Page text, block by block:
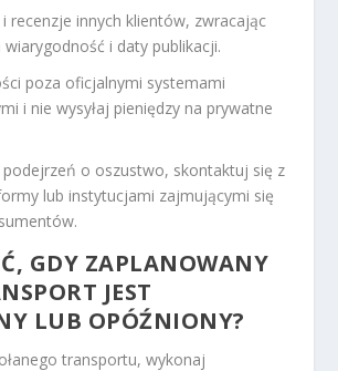
recenzje innych klientów, zwracając
wiarygodność i daty publikacji.
poza oficjalnymi systemami
i nie wysyłaj pieniędzy na prywatne
podejrzeń o oszustwo, skontaktuj się z
lub instytucjami zajmującymi się
GDY ZAPLANOWANY
JEST
LUB OPÓŹNIONY?
transportu, wykonaj